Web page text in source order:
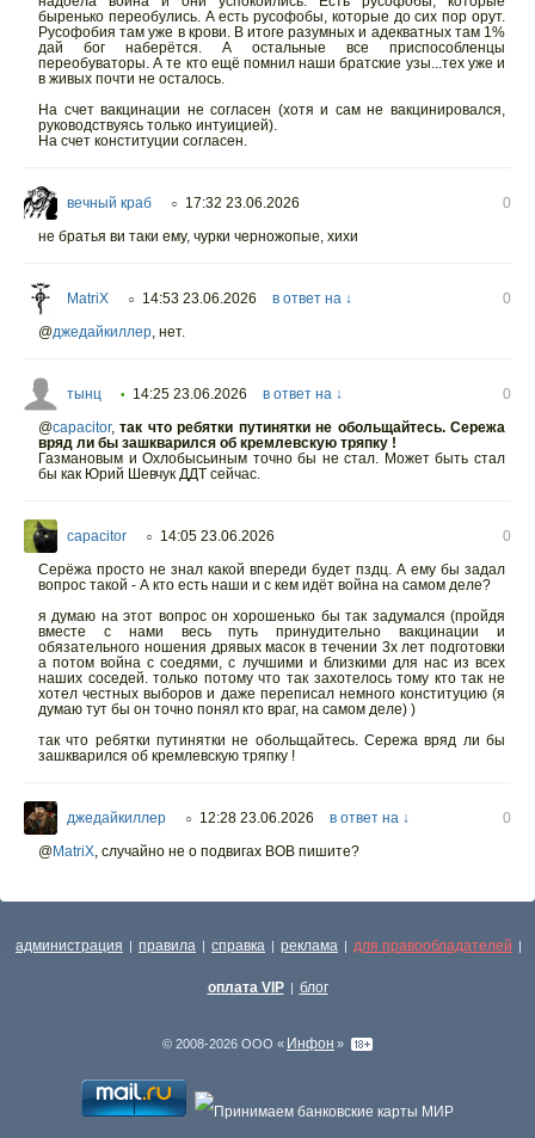
быренько переобулись. А есть русофобы, которые до сих пор орут.
Русофобия там уже в крови. В итоге разумных и адекватных там 1%
дай бог наберётся. А остальные все приспособленцы
переобуваторы. А те кто ещё помнил наши братские узы...тех уже и
в живых почти не осталось.
На счет вакцинации не согласен (хотя и сам не вакцинировался,
руководствуясь только интуицией).
На счет конституции согласен.
вечный краб ○ 17:32 23.06.2026
0
не братья ви таки ему, чурки черножопые, хихи
MatriX ○ 14:53 23.06.2026 в ответ на ↓
0
@джедайкиллер нет.
тынц • 14:25 23.06.2026 в ответ на ↓
0
@capacitor, так что ребятки путинятки не обольщайтесь. Сережа
вряд ли бы зашкварился об кремлевскую тряпку !
Газмановым и Охлобысьиным точно бы не стал. Может быть стал
бы как Юрий Шевчук ДДТ сейчас.
capacitor ○ 14:05 23.06.2026
0
Серёжа просто не знал какой впереди будет пздц. А ему бы задал
вопрос такой - А кто есть наши и с кем идёт война на самом деле?
я думаю на этот вопрос он хорошенько бы так задумался (пройдя
вместе с нами весь путь принудительно вакцинации и
обязательного ношения дрявых масок в течении 3х лет подготовки
а потом война с соедями, с лучшими и близкими для нас из всех
наших соседей. только потому что так захотелось тому кто так не
хотел честных выборов и даже переписал немного конституцию (я
думаю тут бы он точно понял кто враг, на самом деле) )
так что ребятки путинятки не обольщайтесь. Сережа вряд ли бы
зашкварился об кремлевскую тряпку !
джедайкиллер ○ 12:28 23.06.2026 в ответ на ↓
0
@MatriX случайно не о подвигах ВОВ пишите?
администрация | правила | справка | реклама | для правообладателей |
оплата VIP | блог
© 2008-2026 ООО « Инфон »